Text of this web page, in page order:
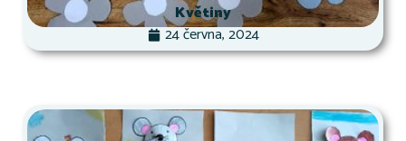
Květiny
24 června, 2024